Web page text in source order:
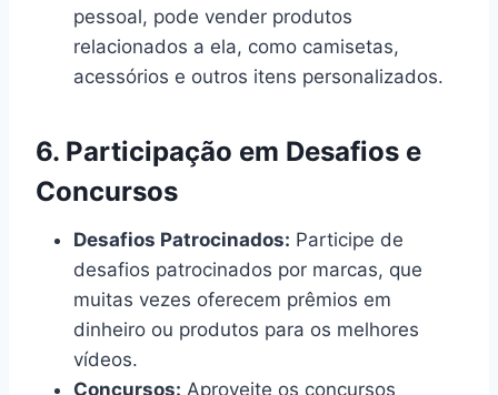
pessoal, pode vender produtos
relacionados a ela, como camisetas,
acessórios e outros itens personalizados.
6. Participação em Desafios e
Concursos
Desafios Patrocinados: Participe de
desafios patrocinados por marcas, que
muitas vezes oferecem prêmios em
dinheiro ou produtos para os melhores
vídeos.
Concursos: Aproveite os concursos